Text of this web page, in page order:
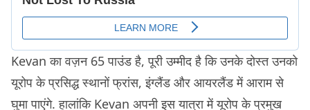
Kevan का वज़न 65 पाउंड है, पूरी उम्मीद है कि उनके दोस्त उनको
यूरोप के प्रसिद्ध स्थानों फ्रांस, इंग्लैंड और आयरलैंड में आराम से
घुमा पाएंगे. हालांकि Kevan अपनी इस यात्रा में यूरोप के प्रमुख